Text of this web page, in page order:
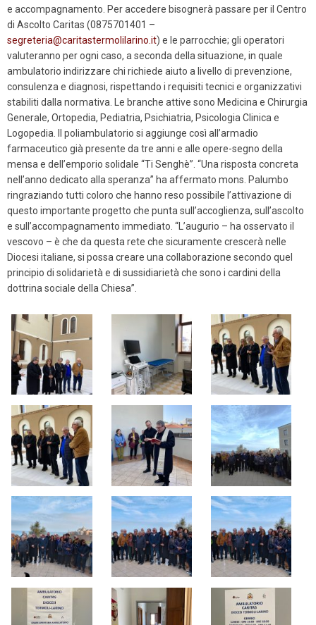
e accompagnamento. Per accedere bisognerà passare per il Centro
di Ascolto Caritas (0875701401 –
segreteria@caritastermolilarino.it) e le parrocchie; gli operatori
valuteranno per ogni caso, a seconda della situazione, in quale
ambulatorio indirizzare chi richiede aiuto a livello di prevenzione,
consulenza e diagnosi, rispettando i requisiti tecnici e organizzativi
stabiliti dalla normativa. Le branche attive sono Medicina e Chirurgia
Generale, Ortopedia, Pediatria, Psichiatria, Psicologia Clinica e
Logopedia. Il poliambulatorio si aggiunge così all’armadio
farmaceutico già presente da tre anni e alle opere-segno della
mensa e dell’emporio solidale “Ti Senghè”. “Una risposta concreta
nell’anno dedicato alla speranza” ha affermato mons. Palumbo
ringraziando tutti coloro che hanno reso possibile l’attivazione di
questo importante progetto che punta sull’accoglienza, sull’ascolto
e sull’accompagnamento immediato. “L’augurio – ha osservato il
vescovo – è che da questa rete che sicuramente crescerà nelle
Diocesi italiane, si possa creare una collaborazione secondo quel
principio di solidarietà e di sussidiarietà che sono i cardini della
dottrina sociale della Chiesa”.